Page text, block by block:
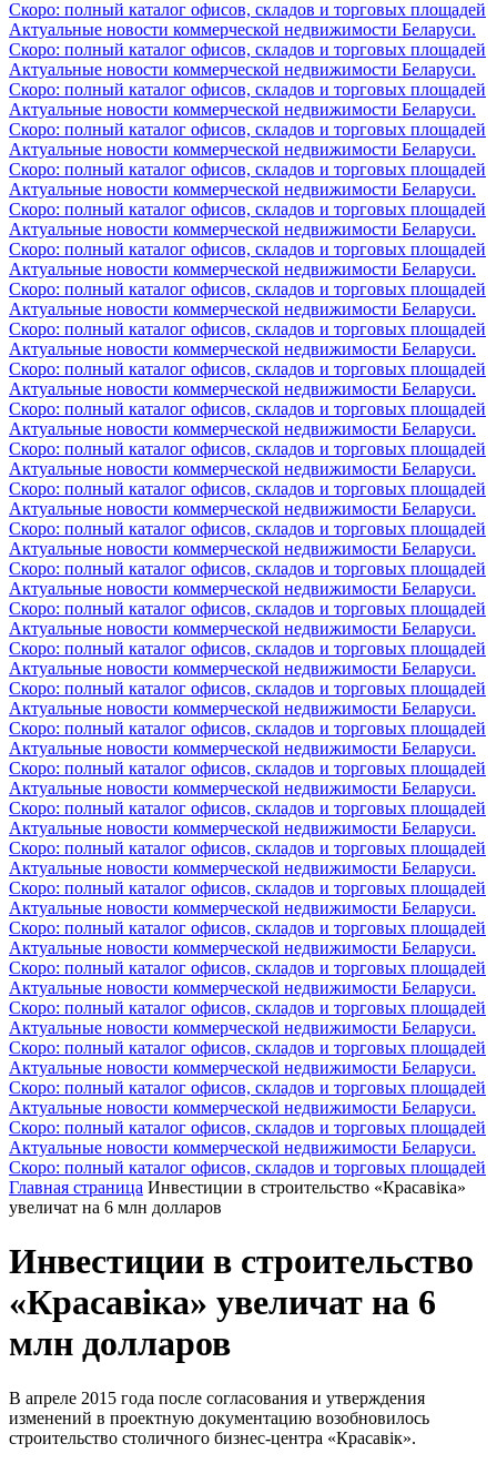
Скоро: полный каталог офисов, складов и торговых площадей
Актуальные новости коммерческой недвижимости Беларуси.
Скоро: полный каталог офисов, складов и торговых площадей
Актуальные новости коммерческой недвижимости Беларуси.
Скоро: полный каталог офисов, складов и торговых площадей
Актуальные новости коммерческой недвижимости Беларуси.
Скоро: полный каталог офисов, складов и торговых площадей
Актуальные новости коммерческой недвижимости Беларуси.
Скоро: полный каталог офисов, складов и торговых площадей
Актуальные новости коммерческой недвижимости Беларуси.
Скоро: полный каталог офисов, складов и торговых площадей
Актуальные новости коммерческой недвижимости Беларуси.
Скоро: полный каталог офисов, складов и торговых площадей
Актуальные новости коммерческой недвижимости Беларуси.
Скоро: полный каталог офисов, складов и торговых площадей
Актуальные новости коммерческой недвижимости Беларуси.
Скоро: полный каталог офисов, складов и торговых площадей
Актуальные новости коммерческой недвижимости Беларуси.
Скоро: полный каталог офисов, складов и торговых площадей
Актуальные новости коммерческой недвижимости Беларуси.
Скоро: полный каталог офисов, складов и торговых площадей
Актуальные новости коммерческой недвижимости Беларуси.
Скоро: полный каталог офисов, складов и торговых площадей
Актуальные новости коммерческой недвижимости Беларуси.
Скоро: полный каталог офисов, складов и торговых площадей
Актуальные новости коммерческой недвижимости Беларуси.
Скоро: полный каталог офисов, складов и торговых площадей
Актуальные новости коммерческой недвижимости Беларуси.
Скоро: полный каталог офисов, складов и торговых площадей
Актуальные новости коммерческой недвижимости Беларуси.
Скоро: полный каталог офисов, складов и торговых площадей
Актуальные новости коммерческой недвижимости Беларуси.
Скоро: полный каталог офисов, складов и торговых площадей
Актуальные новости коммерческой недвижимости Беларуси.
Скоро: полный каталог офисов, складов и торговых площадей
Актуальные новости коммерческой недвижимости Беларуси.
Скоро: полный каталог офисов, складов и торговых площадей
Актуальные новости коммерческой недвижимости Беларуси.
Скоро: полный каталог офисов, складов и торговых площадей
Актуальные новости коммерческой недвижимости Беларуси.
Скоро: полный каталог офисов, складов и торговых площадей
Актуальные новости коммерческой недвижимости Беларуси.
Скоро: полный каталог офисов, складов и торговых площадей
Актуальные новости коммерческой недвижимости Беларуси.
Скоро: полный каталог офисов, складов и торговых площадей
Актуальные новости коммерческой недвижимости Беларуси.
Скоро: полный каталог офисов, складов и торговых площадей
Актуальные новости коммерческой недвижимости Беларуси.
Скоро: полный каталог офисов, складов и торговых площадей
Актуальные новости коммерческой недвижимости Беларуси.
Скоро: полный каталог офисов, складов и торговых площадей
Актуальные новости коммерческой недвижимости Беларуси.
Скоро: полный каталог офисов, складов и торговых площадей
Актуальные новости коммерческой недвижимости Беларуси.
Скоро: полный каталог офисов, складов и торговых площадей
Актуальные новости коммерческой недвижимости Беларуси.
Скоро: полный каталог офисов, складов и торговых площадей
Актуальные новости коммерческой недвижимости Беларуси.
Скоро: полный каталог офисов, складов и торговых площадей
Главная страница Инвестиции в строительство «Красавiка»
увеличат на 6 млн долларов
Инвестиции в строительство
«Красавiка» увеличат на 6
млн долларов
В апреле 2015 года после согласования и утверждения
изменений в проектную документацию возобновилось
строительство столичного бизнес-центра «Красавiк».